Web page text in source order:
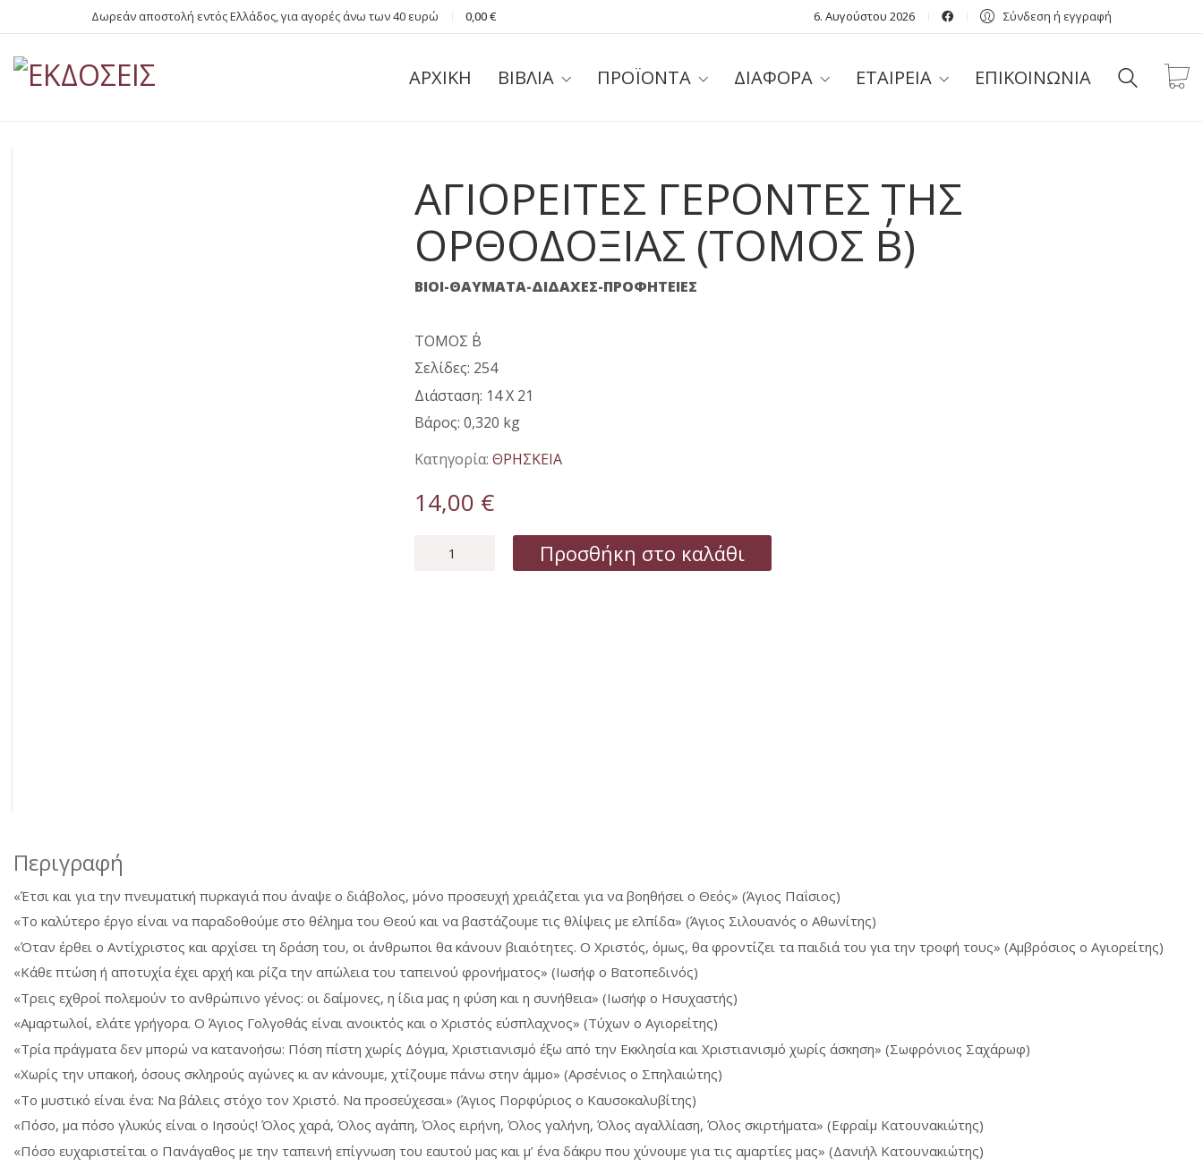
Δωρεάν αποστολή εντός Ελλάδος, για αγορές άνω των 40 ευρώ 0,00€ 6. Αυγούστου 2026 Σύνδεση ή εγγραφή
ΑΡΧΙΚΗ ΒΙΒΛΙΑ ΠΡΟΪΟΝΤΑ ΔΙΑΦΟΡΑ ΕΤΑΙΡΕΙΑ ΕΠΙΚΟΙΝΩΝΙΑ
ΑΓΙΟΡΕΙΤΕΣ ΓΕΡΟΝΤΕΣ ΤΗΣ
ΟΡΘΟΔΟΞΙΑΣ (ΤΟΜΟΣ Β΄)
ΒΙΟΙ-ΘΑΥΜΑΤΑ-ΔΙΔΑΧΕΣ-ΠΡΟΦΗΤΕΙΕΣ
ΤΟΜΟΣ Β΄
Σελίδες: 254
Διάσταση: 14 X 21
Βάρος: 0,320 kg
Κατηγορία: ΘΡΗΣΚΕΙΑ
14,00 €
ΓΕΡΟΝΤΕΣ
Προσθήκη στο καλάθι
Περιγραφή
«Έτσι και για την πνευματική πυρκαγιά που άναψε ο διάβολος, μόνο προσευχή χρειάζεται για να βοηθήσει ο Θεός» (Άγιος Παΐσιος)
«Το καλύτερο έργο είναι να παραδοθούμε στο θέλημα του Θεού και να βαστάζουμε τις θλίψεις με ελπίδα» (Άγιος Σιλουανός ο Αθωνίτης)
«Όταν έρθει ο Αντίχριστος και αρχίσει τη δράση του, οι άνθρωποι θα κάνουν βιαιότητες. Ο Χριστός, όμως, θα φροντίζει τα παιδιά του για την τροφή τους» (Αμβρόσιος ο Αγιορείτης)
«Κάθε πτώση ή αποτυχία έχει αρχή και ρίζα την απώλεια του ταπεινού φρονήματος» (Ιωσήφ ο Βατοπεδινός)
«Τρεις εχθροί πολεμούν το ανθρώπινο γένος: οι δαίμονες, η ίδια μας η φύση και η συνήθεια» (Ιωσήφ ο Ησυχαστής)
«Αμαρτωλοί, ελάτε γρήγορα. Ο Άγιος Γολγοθάς είναι ανοικτός και ο Χριστός εύσπλαχνος» (Τύχων ο Αγιορείτης)
«Τρία πράγματα δεν μπορώ να κατανοήσω: Πόση πίστη χωρίς Δόγμα, Χριστιανισμό έξω από την Εκκλησία και Χριστιανισμό χωρίς άσκηση» (Σωφρόνιος Σαχάρωφ)
«Χωρίς την υπακοή, όσους σκληρούς αγώνες κι αν κάνουμε, χτίζουμε πάνω στην άμμο» (Αρσένιος ο Σπηλαιώτης)
«Το μυστικό είναι ένα: Να βάλεις στόχο τον Χριστό. Να προσεύχεσαι» (Άγιος Πορφύριος ο Καυσοκαλυβίτης)
«Πόσο, μα πόσο γλυκύς είναι ο Ιησούς! Όλος χαρά, Όλος αγάπη, Όλος ειρήνη, Όλος γαλήνη, Όλος αγαλλίαση, Όλος σκιρτήματα» (Εφραίμ Κατουνακιώτης)
«Πόσο ευχαριστείται ο Πανάγαθος με την ταπεινή επίγνωση του εαυτού μας και μ’ ένα δάκρυ που χύνουμε για τις αμαρτίες μας» (Δανιήλ Κατουνακιώτης)